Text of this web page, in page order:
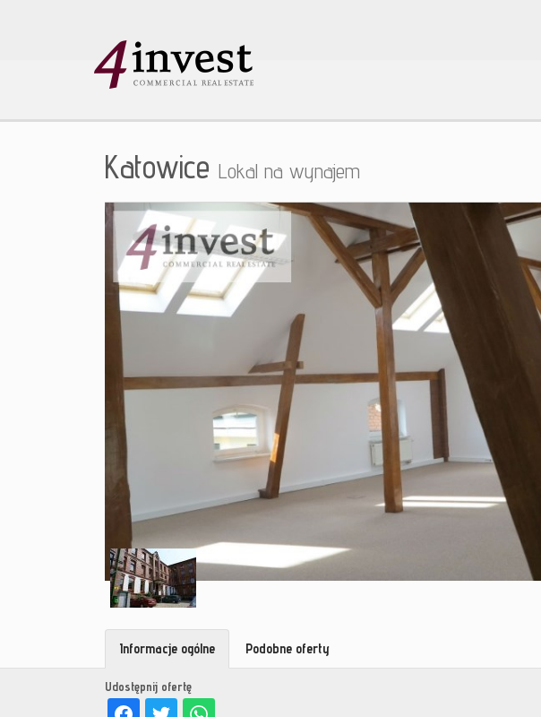
Katowice Lokal na wynajem
Udostępnij ofertę
Informacje ogólne Podobne oferty